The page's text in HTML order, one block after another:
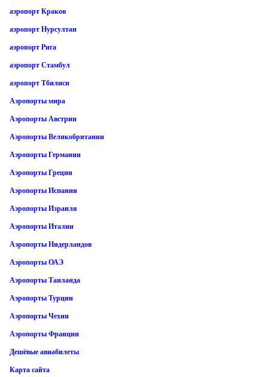
аэропорт Краков
аэропорт Нурсултан
аэропорт Рига
аэропорт Стамбул
аэропорт Тбилиси
Аэропорты мира
Аэропорты Австрии
Аэропорты Великобритании
Аэропорты Германии
Аэропорты Греции
Аэропорты Испании
Аэропорты Израиля
Аэропорты Италии
Аэропорты Нидерландов
Аэропорты ОАЭ
Аэропорты Таиланда
Аэропорты Турции
Аэропорты Чехии
Аэропорты Франции
Дешёвые авиабилеты
Карта сайта